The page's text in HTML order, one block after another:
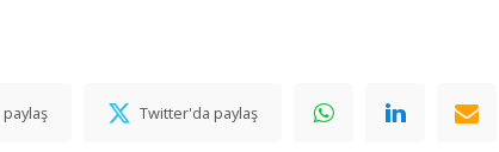
Twitter'da paylaş